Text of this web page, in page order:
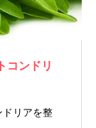
コンドリ
ドリアを整